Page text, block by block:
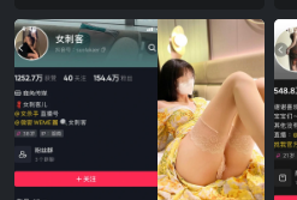
新完整版